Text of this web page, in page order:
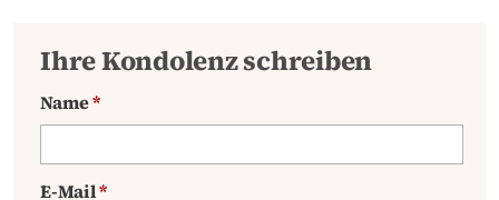
Ihre Kondolenz schreiben
Name*
E-Mail*